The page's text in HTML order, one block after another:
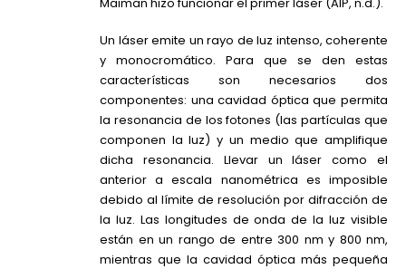
Un láser emite un rayo de luz intenso, coherente
y monocromático. Para que se den estas
características son necesarios dos
componentes: una cavidad óptica que permita
la resonancia de los fotones (las partículas que
componen la luz) y un medio que amplifique
dicha resonancia. Llevar un láser como el
anterior a escala nanométrica es imposible
debido al límite de resolución por difracción de
la luz. Las longitudes de onda de la luz visible
están en un rango de entre 300 nm y 800 nm,
mientras que la cavidad óptica más pequeña